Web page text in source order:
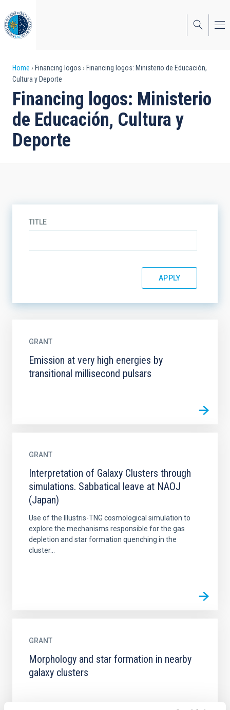
to
main
content
Breadcrumb
Home Financing logos
Financing logos: Ministerio de Educación,
Cultura y Deporte
Financing logos: Ministerio
de Educación, Cultura y
Deporte
TITLE
GRANT
Emission at very high energies by
transitional millisecond pulsars
GRANT
Interpretation of Galaxy Clusters through
simulations. Sabbatical leave at NAOJ
(Japan)
Use of the Illustris-TNG cosmological simulation to
explore the mechanisms responsible for the gas
depletion and star formation quenching in the
cluster...
GRANT
Morphology and star formation in nearby
galaxy clusters